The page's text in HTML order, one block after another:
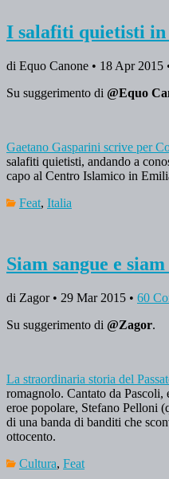
I salafiti quietisti in
di Equo Canone • 18 Apr 2015
Su suggerimento di @Equo
Gaetano Gasparini scrive per
salafiti quietisti, andando a
capo al Centro Islamico in
Feat, Italia
Siam sangue e
di Zagor • 29 Mar 2015 • 60
Su suggerimento di @Zagor.
La straordinaria storia del
romagnolo. Cantato da Pascoli,
eroe popolare, Stefano Pelloni
di una banda di banditi che
ottocento.
Cultura, Feat